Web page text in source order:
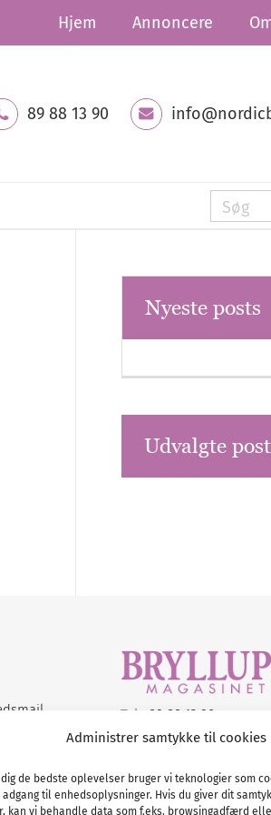
Administrer samtykke til cookies
dig de bedste oplevelser bruger vi teknologier som
til enhedsoplysninger. Hvis du giver dit
kan vi behandle data som f.eks. browsingadfærd
Hjem Annoncere
89 88 13 90
Nyeste posts
Udvalgte
Tel :
89 88 13 90
E-post:
© All rights reserved.
Org.nr: DK34787271